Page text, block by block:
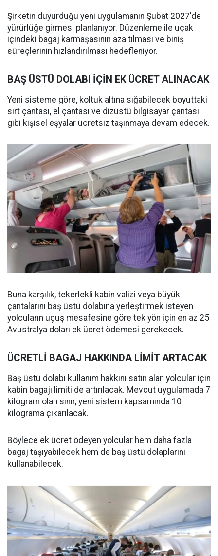
Şirketin duyurduğu yeni uygulamanın Şubat 2027'de
yürürlüğe girmesi planlanıyor. Düzenleme ile uçak
içindeki bagaj karmaşasının azaltılması ve biniş
süreçlerinin hızlandırılması hedefleniyor.
BAŞ ÜSTÜ DOLABI İÇİN EK ÜCRET ALINACAK
Yeni sisteme göre, koltuk altına sığabilecek boyuttaki
sırt çantası, el çantası ve dizüstü bilgisayar çantası
gibi kişisel eşyalar ücretsiz taşınmaya devam edecek.
Buna karşılık, tekerlekli kabin valizi veya büyük
çantalarını baş üstü dolabına yerleştirmek isteyen
yolcuların uçuş mesafesine göre tek yön için en az 25
Avustralya doları ek ücret ödemesi gerekecek.
ÜCRETLİ BAGAJ HAKKINDA LİMİT ARTACAK
Baş üstü dolabı kullanım hakkını satın alan yolcular için
kabin bagajı limiti de artırılacak. Mevcut uygulamada 7
kilogram olan sınır, yeni sistem kapsamında 10
kilograma çıkarılacak.
Böylece ek ücret ödeyen yolcular hem daha fazla
bagaj taşıyabilecek hem de baş üstü dolaplarını
kullanabilecek.